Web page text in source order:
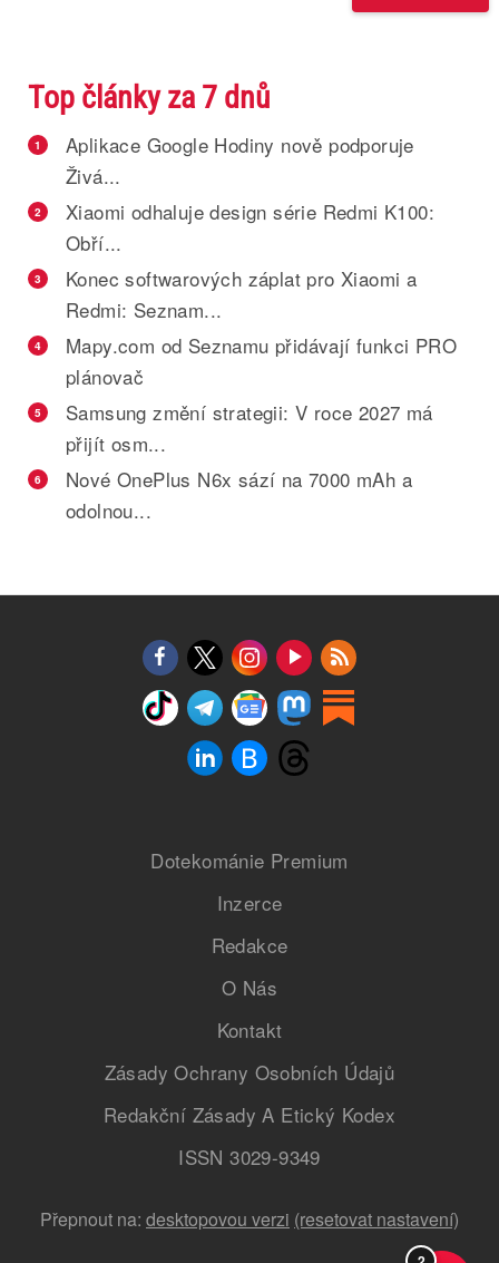
Top články za 7 dnů
1
Aplikace Google Hodiny nově podporuje
Živá...
2
Xiaomi odhaluje design série Redmi K100:
Obří...
3
Konec softwarových záplat pro Xiaomi a
Redmi: Seznam...
4
Mapy.com od Seznamu přidávají funkci PRO
plánovač
5
Samsung změní strategii: V roce 2027 má
přijít osm...
6
Nové OnePlus N6x sází na 7000 mAh a
odolnou...
Dotekománie Premium
Inzerce
Redakce
O Nás
Kontakt
Zásady Ochrany Osobních Údajů
Redakční Zásady A Etický Kodex
ISSN 3029-9349
Přepnout na: desktopovou verzi (resetovat nastavení)